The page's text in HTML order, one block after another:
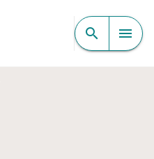
CONTENU
search menu